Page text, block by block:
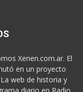
Xenen.com.ar. El
en un proyecto
web de historia y